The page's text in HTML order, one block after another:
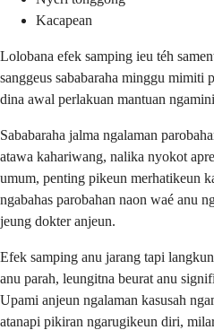
Kacapean
Lolobana efek samping ieu téh
sanggeus sababaraha minggu mimiti
dina awal perlakuan mantuan
Sababaraha jalma ngalaman
atawa kahariwang, nalika nyokot
umum, penting pikeun merhatikeun
ngabahas parobahan naon waé anu
jeung dokter anjeun.
Efek samping anu jarang tapi
anu parah, leungitna beurat anu
Upami anjeun ngalaman kasusah
atanapi pikiran ngarugikeun diri,